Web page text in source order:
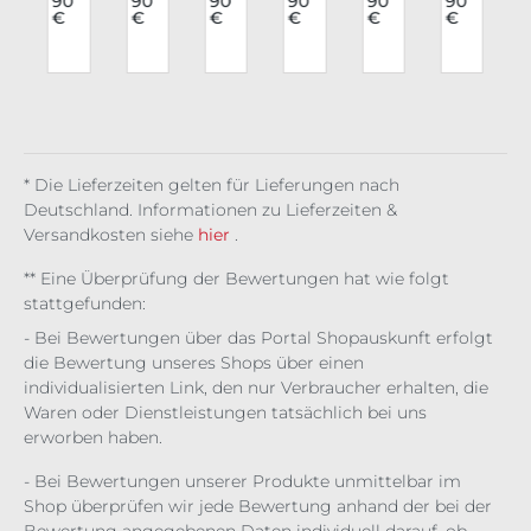
sag
Eris
€
ste
adf
€
de
€
rust
sett
€
Dar
Pul
€
st
sett
€
* Die Lieferzeiten gelten für Lieferungen nach
Deutschland. Informationen zu Lieferzeiten &
Versandkosten siehe hier .
** Eine Überprüfung der Bewertungen hat wie folgt
stattgefunden:
- Bei Bewertungen über das Portal Shopauskunft erfolgt
die Bewertung unseres Shops über einen
individualisierten Link, den nur Verbraucher erhalten, die
Waren oder Dienstleistungen tatsächlich bei uns
erworben haben.
- Bei Bewertungen unserer Produkte unmittelbar im
Shop überprüfen wir jede Bewertung anhand der bei der